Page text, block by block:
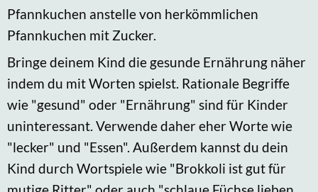
Pfannkuchen anstelle von herkömmlichen
Pfannkuchen mit Zucker.
Bringe deinem Kind die gesunde Ernährung näher
indem du mit Worten spielst. Rationale Begriffe
wie "gesund" oder "Ernährung" sind für Kinder
uninteressant. Verwende daher eher Worte wie
"lecker" und "Essen". Außerdem kannst du dein
Kind durch Wortspiele wie "Brokkoli ist gut für